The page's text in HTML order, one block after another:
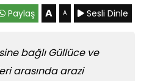
Paylaş A A Sesli Dinle
bağlı Güllüce ve
arasında arazi